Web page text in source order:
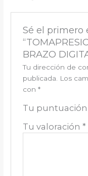
Sé el primero
BRAZO
Tu dirección de
publicada. Los
con *
Tu puntuación
Tu valoración *